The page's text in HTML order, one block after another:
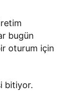
bugün
oturum için
bitiyor.